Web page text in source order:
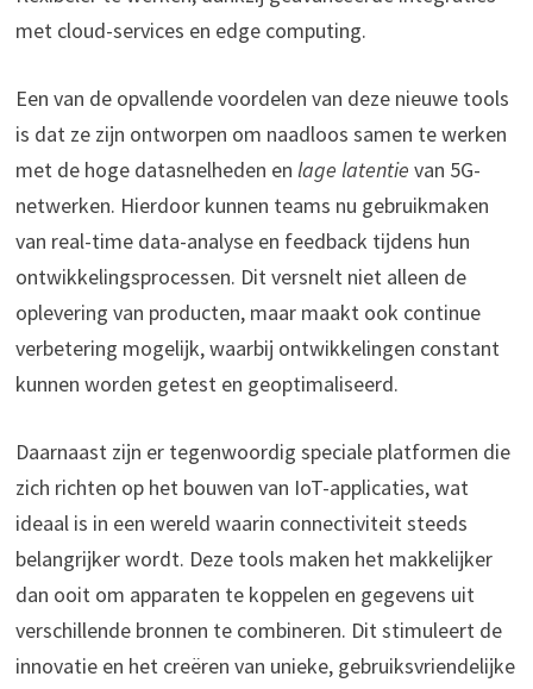
met cloud-services en edge computing.
Een van de opvallende voordelen van deze nieuwe tools
is dat ze zijn ontworpen om naadloos samen te werken
met de hoge datasnelheden en lage latentie van 5G-
netwerken. Hierdoor kunnen teams nu gebruikmaken
van real-time data-analyse en feedback tijdens hun
ontwikkelingsprocessen. Dit versnelt niet alleen de
oplevering van producten, maar maakt ook continue
verbetering mogelijk, waarbij ontwikkelingen constant
kunnen worden getest en geoptimaliseerd.
Daarnaast zijn er tegenwoordig speciale platformen die
zich richten op het bouwen van IoT-applicaties, wat
ideaal is in een wereld waarin connectiviteit steeds
belangrijker wordt. Deze tools maken het makkelijker
dan ooit om apparaten te koppelen en gegevens uit
verschillende bronnen te combineren. Dit stimuleert de
innovatie en het creëren van unieke, gebruiksvriendelijke